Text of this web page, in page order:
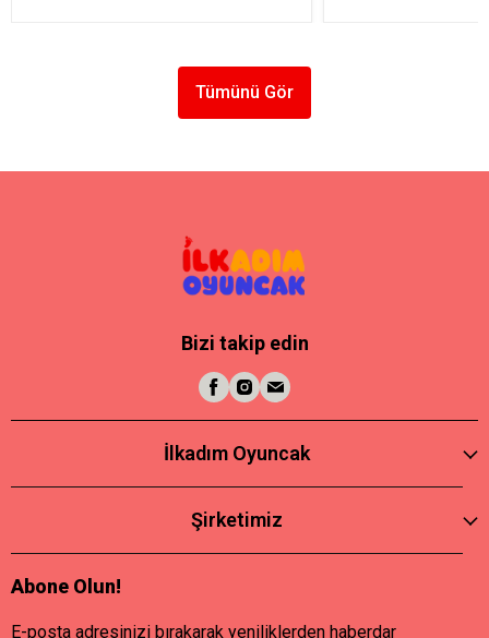
Tümünü Gör
Bizi takip edin
İlkadım Oyuncak
Şirketimiz
Abone Olun!
E-posta adresinizi bırakarak yeniliklerden haberdar